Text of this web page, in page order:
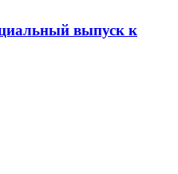
выпуск к